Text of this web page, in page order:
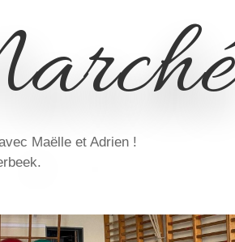
Maëlle et Adrien !